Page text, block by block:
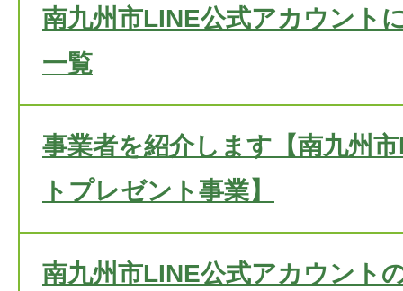
南九州市LINE公式アカウント
一覧
事業者を紹介します【南九州
トプレゼント事業】
南九州市LINE公式アカウント